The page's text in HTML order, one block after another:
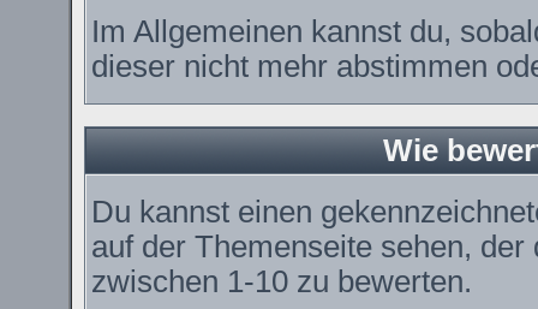
Im Allgemeinen kannst du,
dieser nicht mehr abstimmen
Wie
Du kannst einen
auf der Themenseite sehen,
zwischen 1-10 zu bewerten.